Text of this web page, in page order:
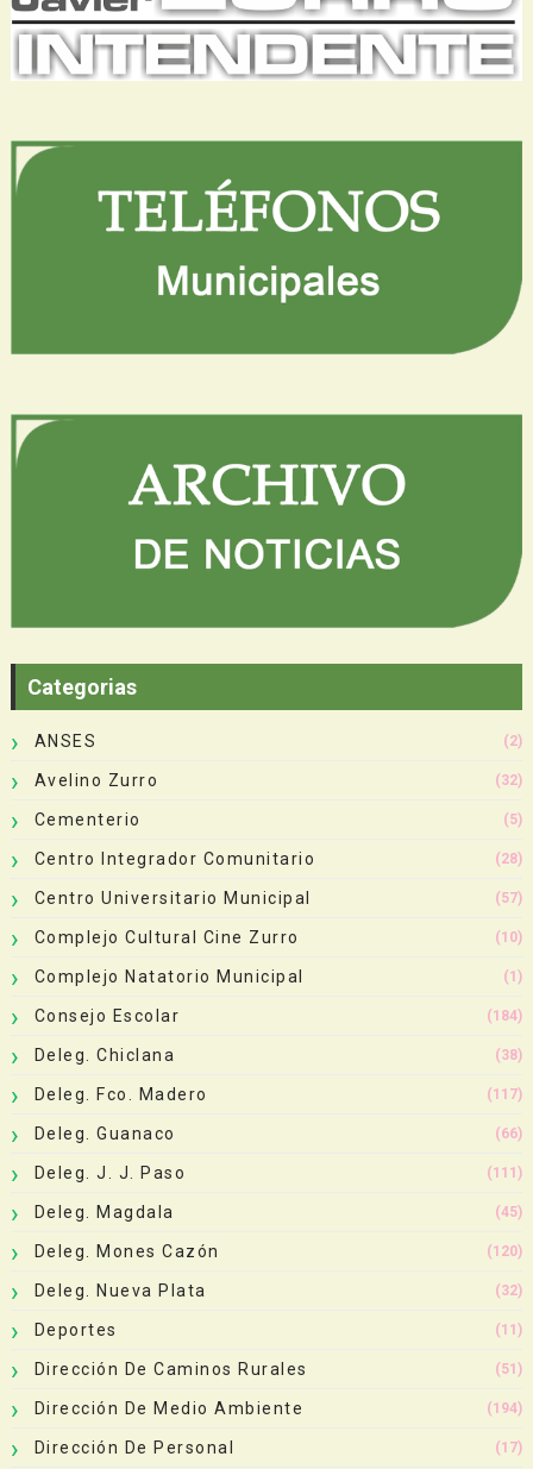
Categorias
ANSES (2)
Avelino Zurro (32)
Cementerio (5)
Centro Integrador Comunitario (28)
Centro Universitario Municipal (57)
Complejo Cultural Cine Zurro (10)
Complejo Natatorio Municipal (1)
Consejo Escolar (184)
Deleg. Chiclana (38)
Deleg. Fco. Madero (117)
Deleg. Guanaco (66)
Deleg. J. J. Paso (111)
Deleg. Magdala (45)
Deleg. Mones Cazón (120)
Deleg. Nueva Plata (32)
Deportes (11)
Dirección De Caminos Rurales (51)
Dirección De Medio Ambiente (194)
Dirección De Personal (17)